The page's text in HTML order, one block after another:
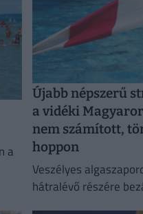
a
Újabb népszerű
a vidéki
nem számított,
hoppon
Veszélyes
hátralévő részére